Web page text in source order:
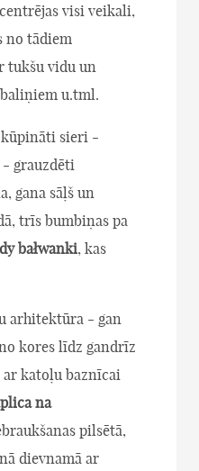
visi veikali,
no tādiem
tukšu vidu un
u.tml.
kūpināti sieri -
- grauzdēti
gana sāļš un
trīs bumbiņas pa
bałwanki, kas
arhitektūra - gan
kores līdz gandrīz
katoļu baznīcai
na
pilsētā,
dievnamā ar